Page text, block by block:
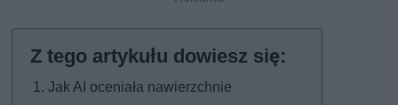
Jak AI oceniała nawierzchnie